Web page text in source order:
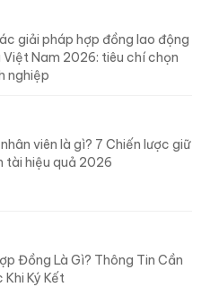
giải pháp hợp đồng lao động
Việt Nam 2026: tiêu chí chọn
nghiệp
viên là gì? 7 Chiến lược giữ
tài hiệu quả 2026
Đồng Là Gì? Thông Tin Cần
Ký Kết